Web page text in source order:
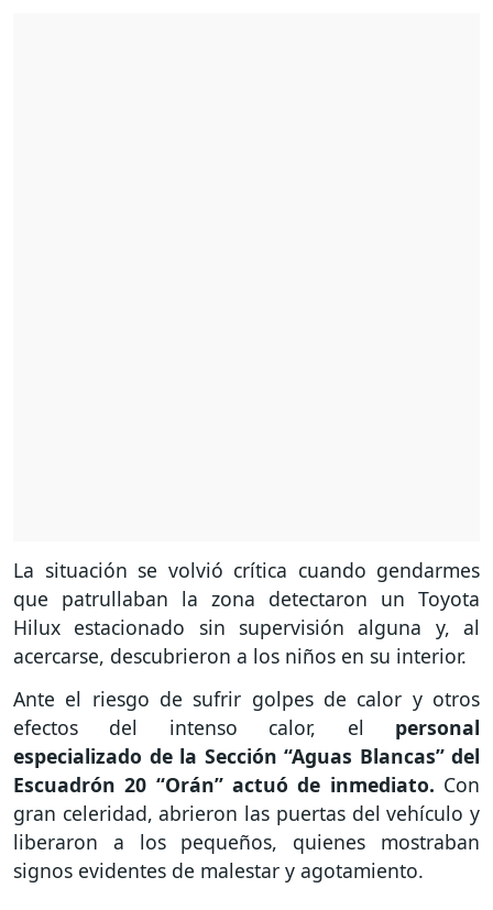
La situación se volvió crítica cuando gendarmes
que patrullaban la zona detectaron un Toyota
Hilux estacionado sin supervisión alguna y, al
acercarse, descubrieron a los niños en su interior.
Ante el riesgo de sufrir golpes de calor y otros
efectos del intenso calor, el personal
especializado de la Sección “Aguas Blancas” del
Escuadrón 20 “Orán” actuó de inmediato. Con
gran celeridad, abrieron las puertas del vehículo y
liberaron a los pequeños, quienes mostraban
signos evidentes de malestar y agotamiento.